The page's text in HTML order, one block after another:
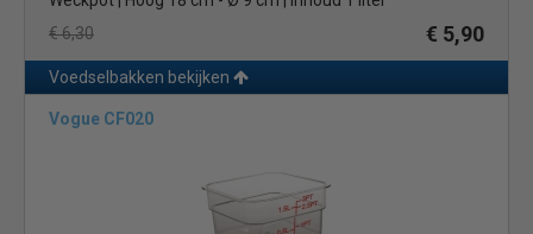
€ 6,30
€ 5,90
Voedselbakken bekijken
Vogue CF020